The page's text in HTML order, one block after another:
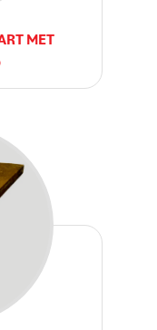
MET